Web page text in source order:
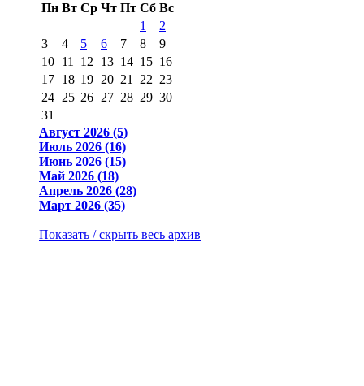
Пн Вт Ср Чт Пт Сб Вс
1
2
3
4 5 6 7 8
9
10 11 12 13 14 15 16
17 18 19 20 21 22 23
24 25 26 27 28 29 30
31
Август 2026 (5)
Июль 2026 (16)
Июнь 2026 (15)
Май 2026 (18)
Апрель 2026 (28)
Март 2026 (35)
Показать / скрыть весь архив